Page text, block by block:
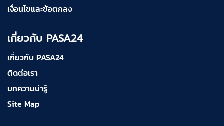
เงื่อนไขและข้อตกลง
เกี่ยวกับ PASA24
เกี่ยวกับ PASA24
ติดต่อเรา
บทความน่ารู้
Site Map